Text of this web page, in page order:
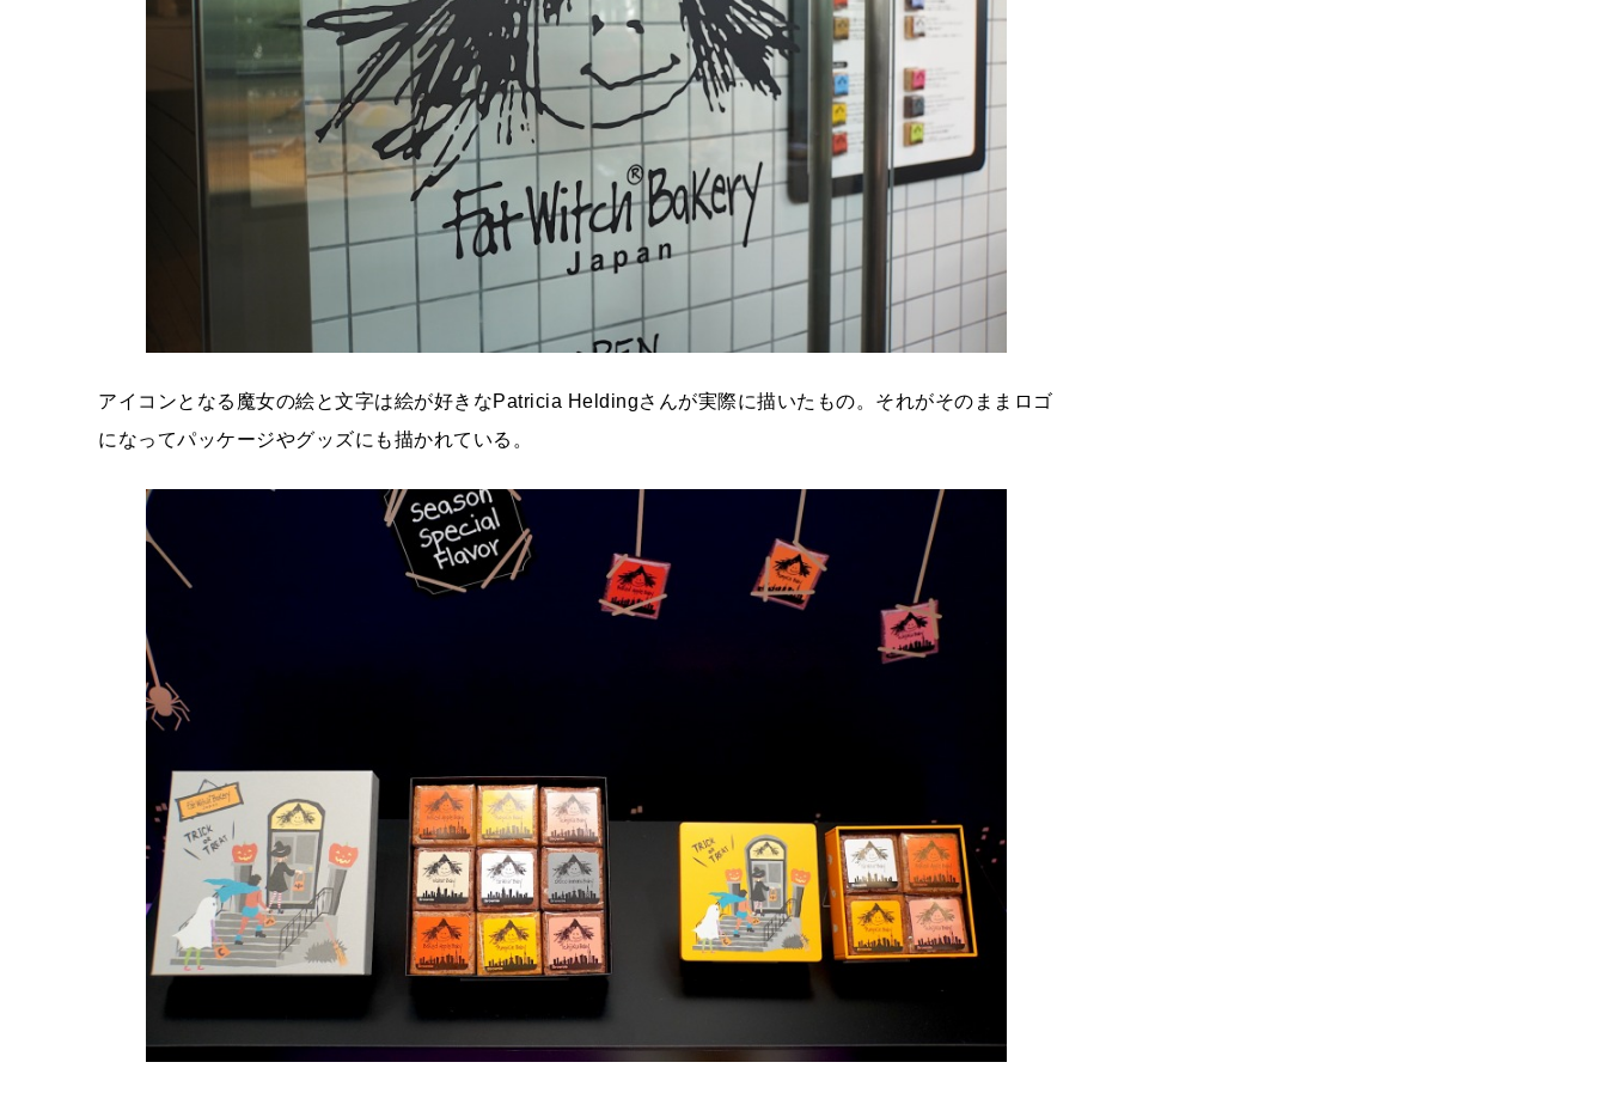
アイコンとなる魔女の絵と文字は絵が好きなPatricia Heldingさんが実際に描いたもの。それがそのままロゴ
になってパッケージやグッズにも描かれている。